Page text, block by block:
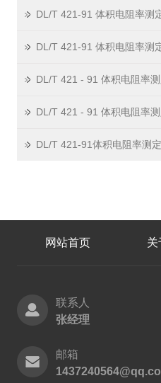
网站首页 关
联系人
张经理
邮箱